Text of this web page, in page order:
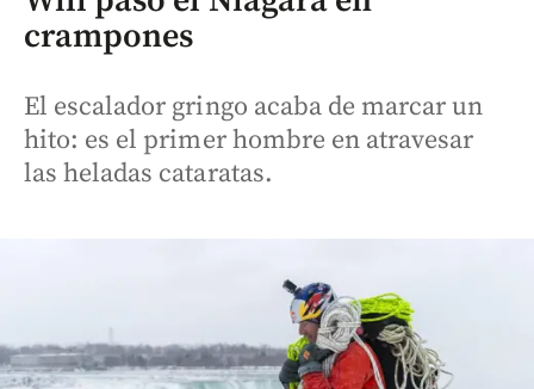
crampones
El escalador gringo acaba de marcar un
hito: es el primer hombre en atravesar
las heladas cataratas.